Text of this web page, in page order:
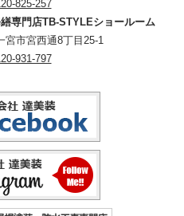
825-257
専門店TB-STYLEショールーム
宮市宮西通8丁目25-1
931-797